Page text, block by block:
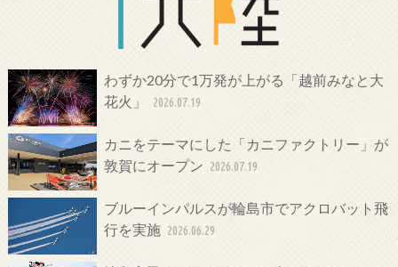
わずか20分で1万発が上がる「越前みなと大
花火」
2026.07.19
カニをテーマにした「カニファクトリー」が
敦賀にオープン 2026.07.19
ブルーインパルスが輪島市でアクロバット飛
行を実施 2026.06.29